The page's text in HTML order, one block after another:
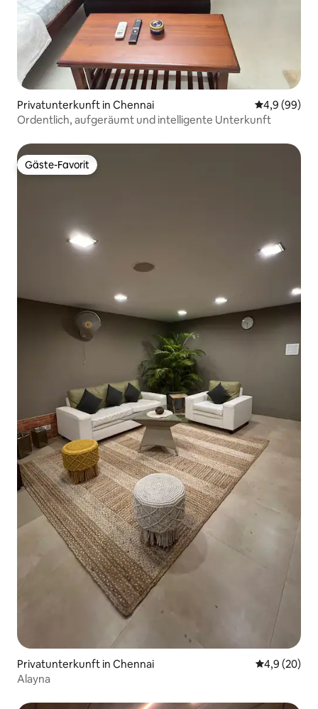
Privatunterkunft in Chennai
4,9 (99)
Ordentlich, aufgeräumt und intelligente Unterkunft
Gäste-Favorit
Gäste-Favorit
Privatunterkunft in Chennai
4,9 (20)
Alayna